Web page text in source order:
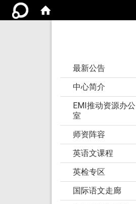
最新公告
中心简介
EMI推动资源办公
室
师资阵容
英语文课程
英检专区
国际语文走廊